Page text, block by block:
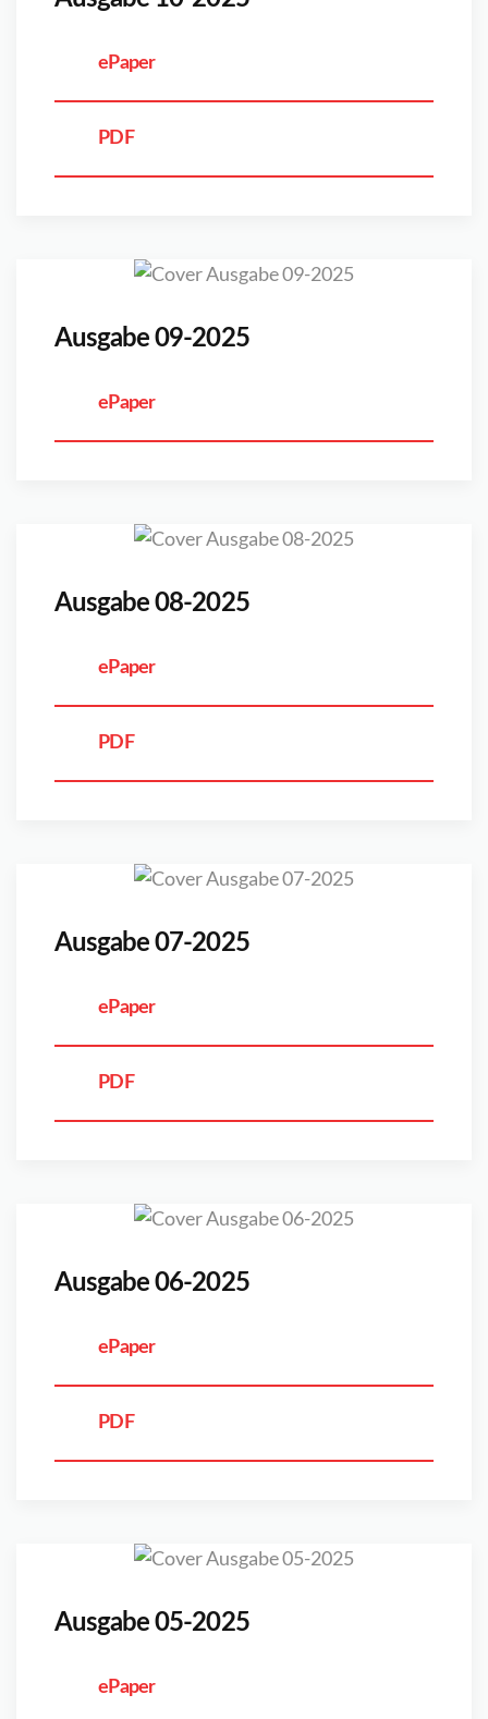
ePaper
PDF
Ausgabe 09-2025
ePaper
Ausgabe 08-2025
ePaper
PDF
Ausgabe 07-2025
ePaper
PDF
Ausgabe 06-2025
ePaper
PDF
Ausgabe 05-2025
ePaper